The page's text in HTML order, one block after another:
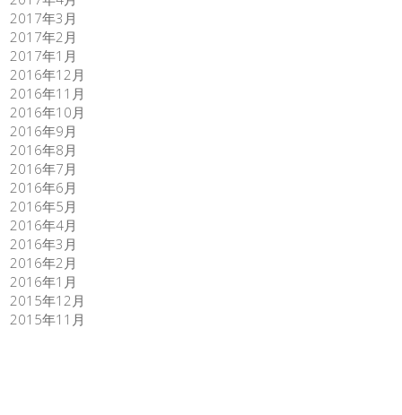
2017年3月
2017年2月
2017年1月
2016年12月
2016年11月
2016年10月
2016年9月
2016年8月
2016年7月
2016年6月
2016年5月
2016年4月
2016年3月
2016年2月
2016年1月
2015年12月
2015年11月